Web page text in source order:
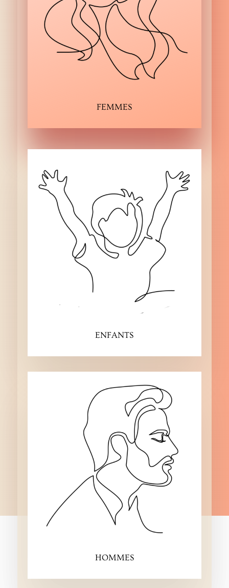
FEMMES
ENFANTS
HOMMES